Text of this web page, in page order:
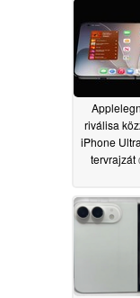
riválisa
iPhone
tervrajzát